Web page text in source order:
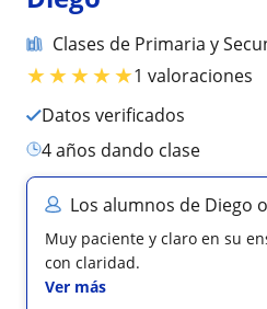
Clases de Primaria y
★★★★★1 valoraciones
Datos verificados
4 años dando clase
Los alumnos de Diego
Muy paciente y claro en su
con claridad.
Ver más